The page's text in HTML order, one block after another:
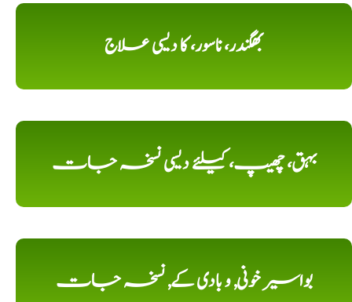
بھگندر، ناسور، کا دیسی علاج
بہق، چھیپ، کیلئے دیسی نسخہ جات
بواسیر خونی, و بادی کے, نسخہ جات